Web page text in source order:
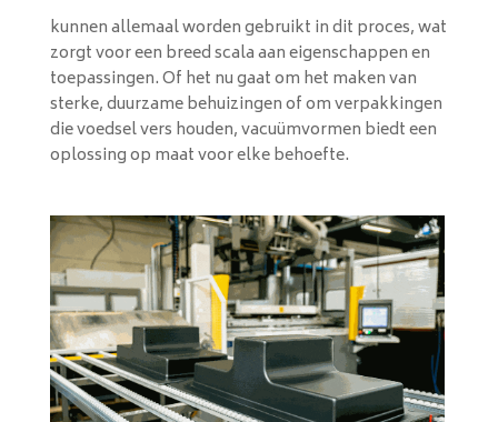
kunnen allemaal worden gebruikt in dit proces, wat
zorgt voor een breed scala aan eigenschappen en
toepassingen. Of het nu gaat om het maken van
sterke, duurzame behuizingen of om verpakkingen
die voedsel vers houden, vacuümvormen biedt een
oplossing op maat voor elke behoefte.